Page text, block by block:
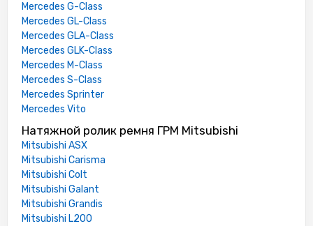
Mercedes G-Class
Mercedes GL-Class
Mercedes GLA-Class
Mercedes GLK-Class
Mercedes M-Class
Mercedes S-Class
Mercedes Sprinter
Mercedes Vito
Натяжной ролик ремня ГРМ Mitsubishi
Mitsubishi ASX
Mitsubishi Carisma
Mitsubishi Colt
Mitsubishi Galant
Mitsubishi Grandis
Mitsubishi L200